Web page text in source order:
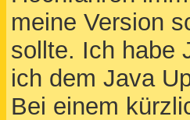
meine Version
sollte. Ich habe
ich dem Java
Bei einem